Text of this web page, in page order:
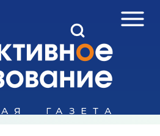
Open Sidebar
Open Search Block